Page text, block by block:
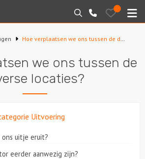
Zoeken
020-
6260016
Bewaarde
uitjes
Varen
Sport en spel
Hoe verplaatsen we ons tussen de diverse locaties?
we ons tussen de
locaties?
Uitvoering
uitje eruit?
eerder aanwezig zijn?